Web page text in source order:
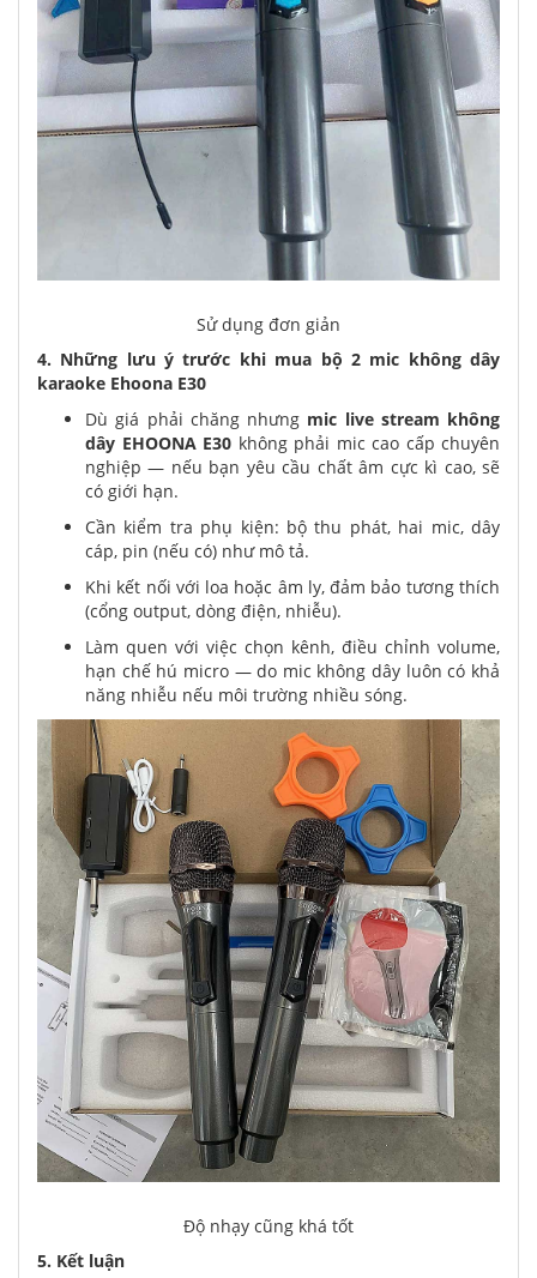
Sử dụng đơn giản
4. Những lưu ý trước khi mua bộ 2 mic không dây
karaoke Ehoona E30
Dù giá phải chăng nhưng mic live stream không
dây EHOONA E30 không phải mic cao cấp chuyên
nghiệp — nếu bạn yêu cầu chất âm cực kì cao, sẽ
có giới hạn.
Cần kiểm tra phụ kiện: bộ thu phát, hai mic, dây
cáp, pin (nếu có) như mô tả.
Khi kết nối với loa hoặc âm ly, đảm bảo tương thích
(cổng output, dòng điện, nhiễu).
Làm quen với việc chọn kênh, điều chỉnh volume,
hạn chế hú micro — do mic không dây luôn có khả
năng nhiễu nếu môi trường nhiều sóng.
Độ nhạy cũng khá tốt
5. Kết luận